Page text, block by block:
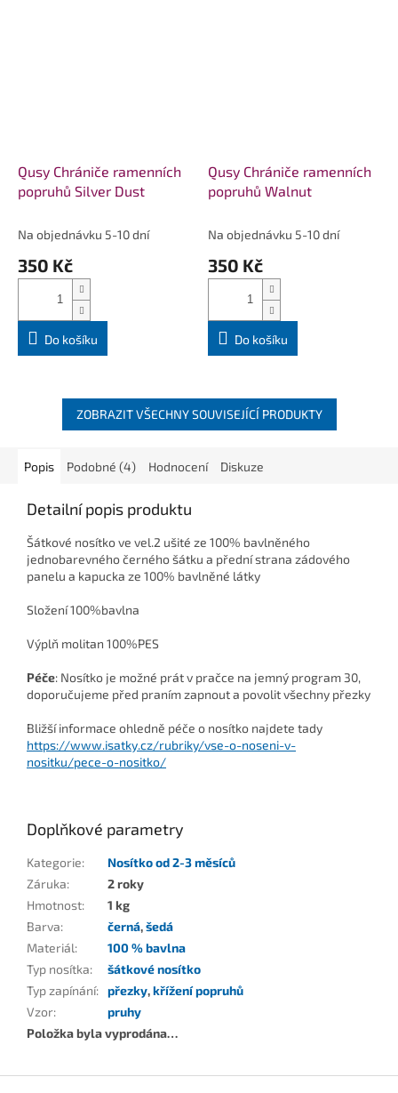
Qusy Chrániče ramenních
popruhů Silver Dust
Na objednávku 5-10 dní
350 Kč
Do košíku
Qusy Chrániče ramenních
popruhů Walnut
Na objednávku 5-10 dní
350 Kč
Do košíku
ZOBRAZIT VŠECHNY SOUVISEJÍCÍ PRODUKTY
Popis Podobné (4) Hodnocení Diskuze
Detailní popis produktu
Šátkové nosítko ve vel.2 ušité ze 100% bavlněného
jednobarevného černého šátku a přední strana zádového
panelu a kapucka ze 100% bavlněné látky
Složení 100%bavlna
Výplň molitan 100%PES
Péče: Nosítko je možné prát v pračce na jemný program 30,
doporučujeme před praním zapnout a povolit všechny přezky
Bližší informace ohledně péče o nosítko najdete tady
https://www.isatky.cz/rubriky/vse-o-noseni-v-
nositku/pece-o-nositko/
Doplňkové parametry
Kategorie:
Nosítko od 2-3 měsíců
Záruka:
2 roky
Hmotnost:
1 kg
Barva: černá,šedá
Materiál:
100 % bavlna
Typ nosítka:
šátkové nosítko
Typ zapínání: přezky,křížení popruhů
Vzor:
pruhy
Položka byla vyprodána…